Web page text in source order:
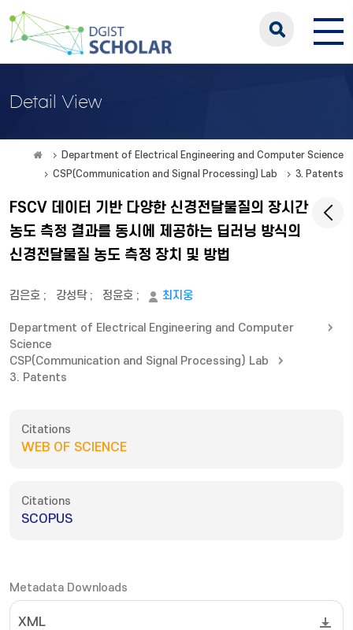
Detail View
Department of Electrical Engineering and Computer Science
CSP(Communication and Signal Processing) Lab
3. Patents
FSCV 데이터 기반 다양한 신경전달물질의 장시간
농도 측정 결과를 동시에 제공하는 딥러닝 방식의
신경전달물질 농도 측정 장치 및 방법
김은호 ; 강성탁; 정윤호 ; 최지웅
Department of Electrical Engineering and Computer
Science
CSP(Communication and Signal Processing) Lab
3. Patents
Citations
WEB OF SCIENCE
Citations
SCOPUS
Metadata Downloads
XML